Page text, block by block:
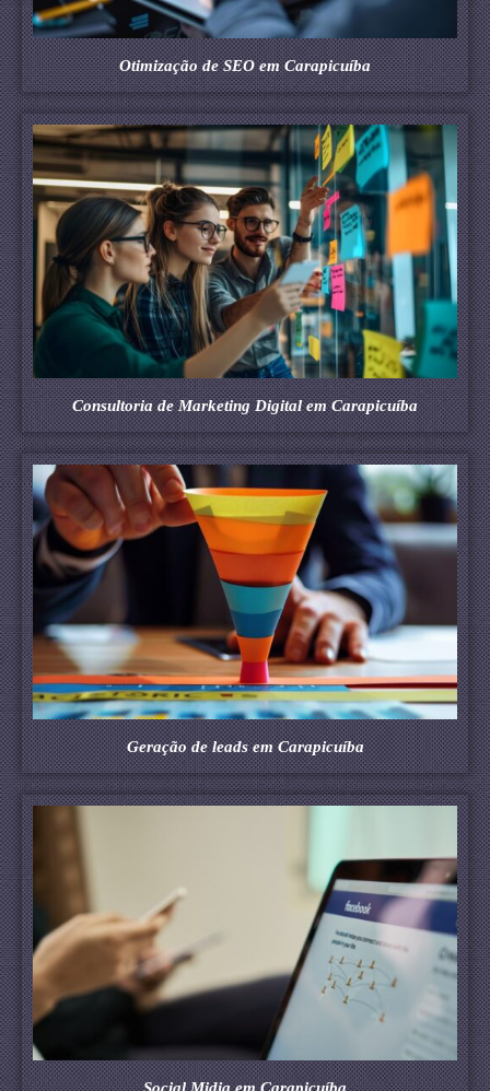
Otimização de SEO em Carapicuíba
Consultoria de Marketing Digital em Carapicuíba
Geração de leads em Carapicuíba